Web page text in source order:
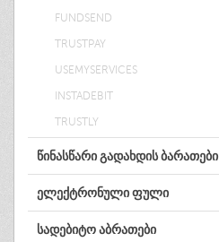
FUNDSEND
TRUSTPAY
USEMYSERVICES
INSTADEBIT
TRUSTLY
ᲬᲘᲜᲐᲡᲬᲐᲠᲘ ᲒᲐᲓᲐᲮᲓᲘᲡ ᲑᲐᲠᲐᲗᲔᲑᲘ
ᲔᲚᲔᲥᲢᲠᲝᲜᲣᲚᲘ ᲤᲣᲚᲘ
ᲡᲐᲓᲔᲑᲘᲢᲝ ᲐᲑᲠᲐᲗᲔᲑᲘ